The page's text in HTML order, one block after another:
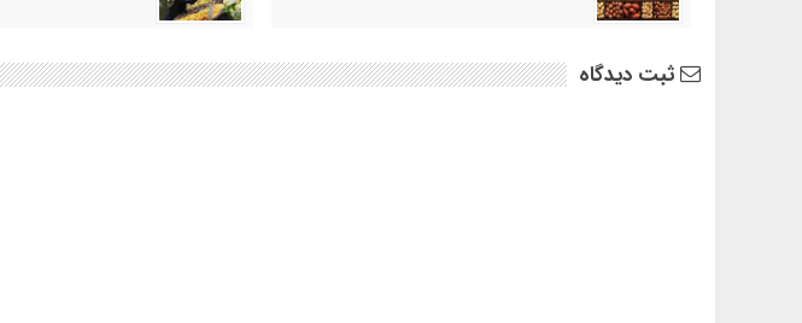
ثبت دیدگاه